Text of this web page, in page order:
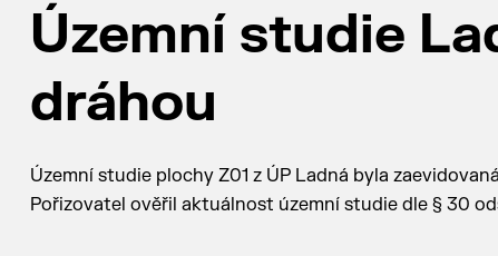
Územní studie
dráhou
Územní studie plochy Z01 z ÚP Ladná byla
Pořizovatel ověřil aktuálnost územní studie dle § 30